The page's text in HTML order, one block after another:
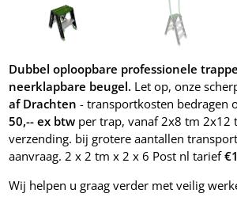
Dubbel oploopbare professionele
neerklapbare beugel. Let op, onze
af Drachten - transportkosten bedragen
50,-- ex btw per trap, vanaf 2x8 tm 2x12
verzending. bij grotere aantallen
aanvraag. 2 x 2 tm x 2 x 6 Post nl tarief
Wij helpen u graag verder met veilig